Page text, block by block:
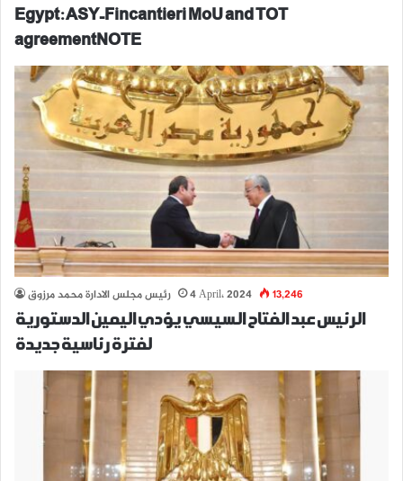
Egypt: ASY-Fincantieri MoU and TOT
agreementNOTE
رئيس مجلس الادارة محمد مرزوق 4 April، 2024 13,246
الرئيس عبد الفتاح السيسي يؤدي اليمين الدستورية
لفترة رئاسية جديدة